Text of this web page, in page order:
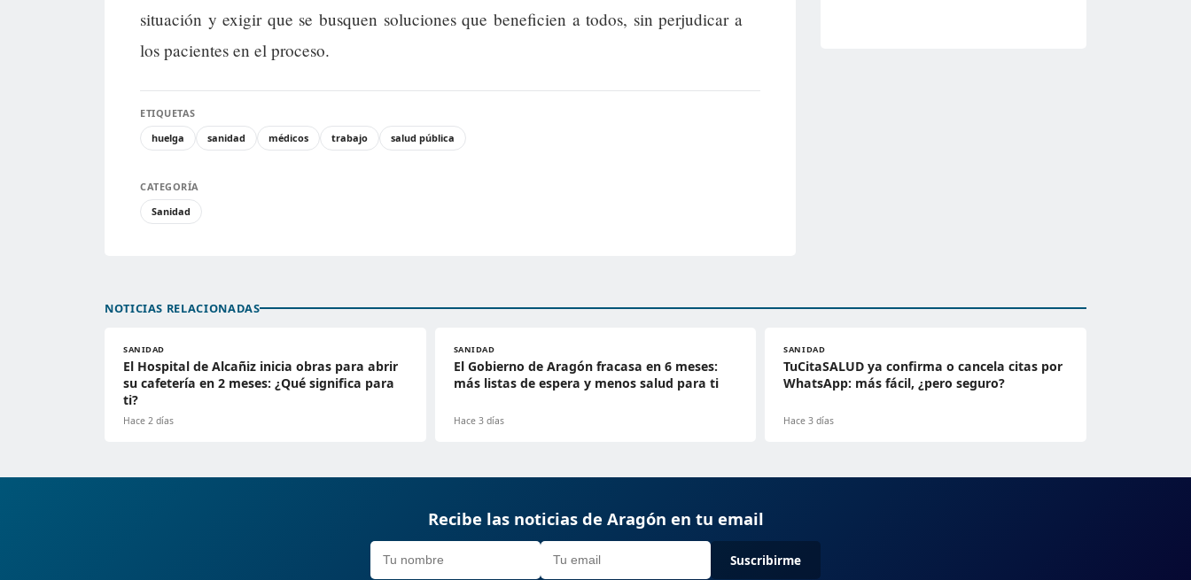
situación y exigir que se busquen soluciones que beneficien a todos, sin perjudicar a
los pacientes en el proceso.
ETIQUETAS
huelga
sanidad médicos trabajo salud pública
CATEGORÍA
Sanidad
NOTICIAS RELACIONADAS
SANIDAD
El Hospital de Alcañiz inicia obras para abrir
su cafetería en 2 meses: ¿Qué significa para
ti?
Hace 2 días
SANIDAD
El Gobierno de Aragón fracasa en 6 meses:
más listas de espera y menos salud para ti
Hace 3 días
SANIDAD
TuCitaSALUD ya confirma o cancela citas por
WhatsApp: más fácil, ¿pero seguro?
Hace 3 días
Recibe las noticias de Aragón en tu email
Suscribirme